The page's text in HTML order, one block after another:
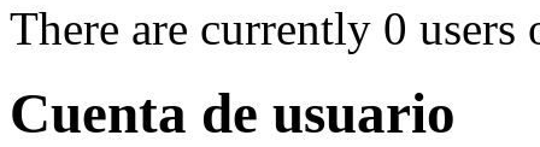
There are currently 0 users
Cuenta de usuario